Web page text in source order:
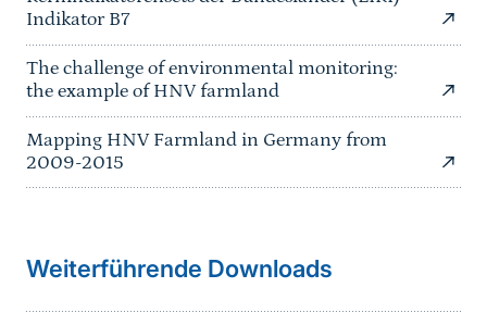
Indikator B7
The challenge of environmental monitoring:
the example of HNV farmland
Mapping HNV Farmland in Germany from
2009-2015
Weiterführende Downloads